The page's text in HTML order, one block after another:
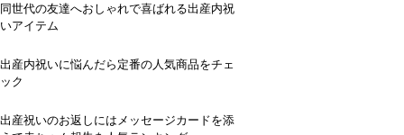
同世代の友達へおしゃれで喜ばれる出産内祝
いアイテム
出産内祝いに悩んだら定番の人気商品をチェ
ック
出産祝いのお返しにはメッセージカードを添